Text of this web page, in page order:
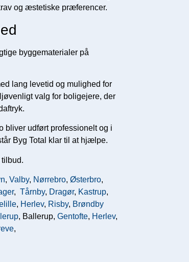
og æstetiske præferencer.
byggematerialer på
lang levetid og mulighed for
valg for boligejere, der
bliver udført professionelt og i
Byg Total klar til at hjælpe.
, Valby, Nørrebro, Østerbro,
, Tårnby, Dragør, Kastrup,
, Herlev, Risby, Brøndby
, Ballerup, Gentofte, Herlev,
,